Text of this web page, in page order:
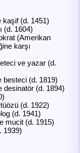
kaşif (d. 1451)
(d. 1604)
(Amerikan
karşı
ve yazar (d.
besteci (d. 1819)
desinatör (d. 1894)
(d. 1922)
(d. 1941)
mucit (d. 1915)
1939)